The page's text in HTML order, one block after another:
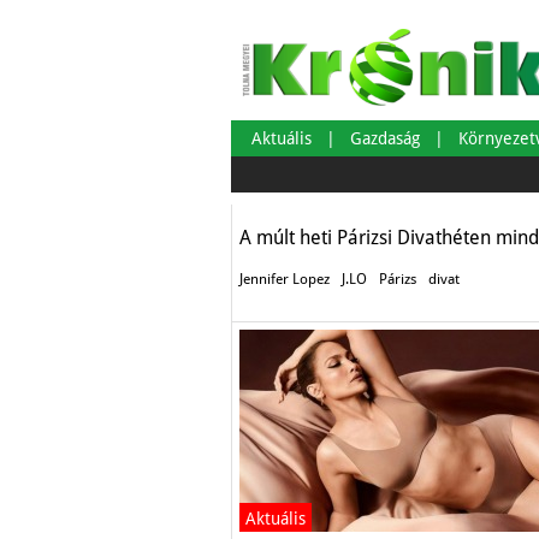
Aktuális Gazdaság
J.LO a Párizsi
Aktuális
A múlt heti Párizsi Divathéten
Jennifer Lopez J.LO Párizs divat
Aktuális